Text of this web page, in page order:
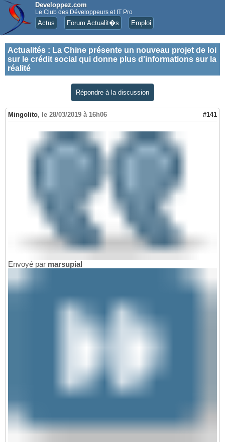
Developpez.com
Le Club des Développeurs et IT Pro
Actus Forum Actualit�s Emploi
Actualités : La Chine présente un nouveau projet de loi
sur le crédit social qui donne plus d'informations sur la
réalité
Répondre à la discussion
Mingolito, le 28/03/2019 à 16h06 #141
Envoyé par marsupial